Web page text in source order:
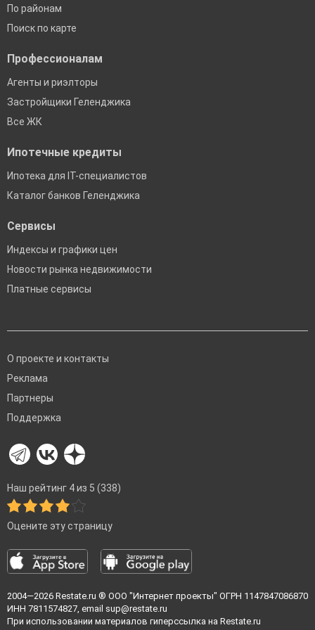
По районам
Поиск по карте
Профессионалам
Агенты и риэлторы
Застройщики Геленджика
Все ЖК
Ипотечные кредиты
Ипотека для IT-специалистов
Каталог банков Геленджика
Сервисы
Индексы и графики цен
Новости рынка недвижимости
Платные сервисы
О проекте и контакты
Реклама
Партнеры
Поддержка
Наш рейтинг 4 из 5 (338)
Оцените эту страницу
2004—2026 Restate.ru ® ООО "Интернет проекты" ОГРН 1147847086870
ИНН 7811574827, email sup@restate.ru
При использовании материалов гиперссылка на Restate.ru